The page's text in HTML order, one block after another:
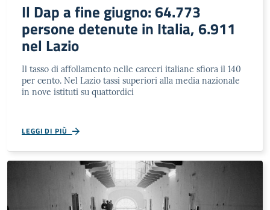
Il Dap a fine giugno: 64.773
persone detenute in Italia, 6.911
nel Lazio
Il tasso di affollamento nelle carceri italiane sfiora il 140
per cento. Nel Lazio tassi superiori alla media nazionale
in nove istituti su quattordici
LEGGI DI PIÙ